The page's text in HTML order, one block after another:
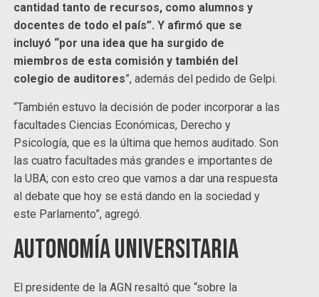
cantidad tanto de recursos, como alumnos y
docentes de todo el país”. Y afirmó que se
incluyó “por una idea que ha surgido de
miembros de esta comisión y también del
colegio de auditores”, además del pedido de Gelpi.
“También estuvo la decisión de poder incorporar a las
facultades Ciencias Económicas, Derecho y
Psicología, que es la última que hemos auditado. Son
las cuatro facultades más grandes e importantes de
la UBA; con esto creo que vamos a dar una respuesta
al debate que hoy se está dando en la sociedad y
este Parlamento”, agregó.
Autonomía universitaria
El presidente de la AGN resaltó que “sobre la